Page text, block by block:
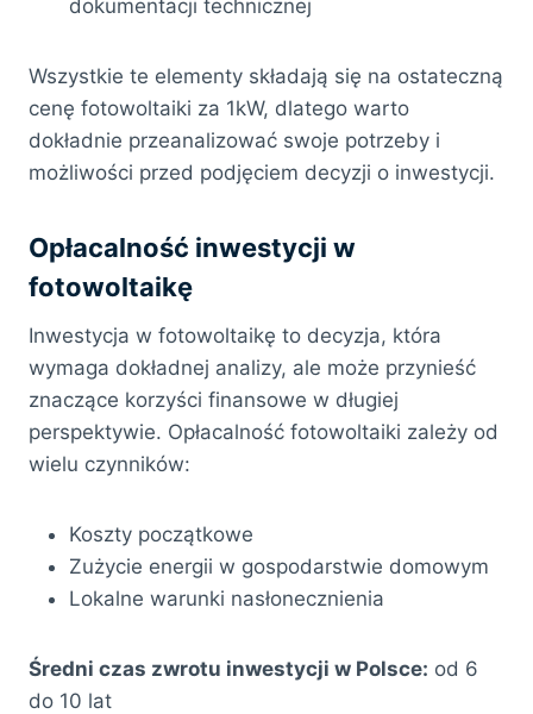
dokumentacji technicznej
Wszystkie te elementy składają się na ostateczną
cenę fotowoltaiki za 1kW, dlatego warto
dokładnie przeanalizować swoje potrzeby i
możliwości przed podjęciem decyzji o inwestycji.
Opłacalność inwestycji w
fotowoltaikę
Inwestycja w fotowoltaikę to decyzja, która
wymaga dokładnej analizy, ale może przynieść
znaczące korzyści finansowe w długiej
perspektywie. Opłacalność fotowoltaiki zależy od
wielu czynników:
Koszty początkowe
Zużycie energii w gospodarstwie domowym
Lokalne warunki nasłonecznienia
Średni czas zwrotu inwestycji w Polsce: od 6
do 10 lat